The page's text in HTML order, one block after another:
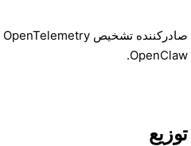
OpenClaw.
توزیع